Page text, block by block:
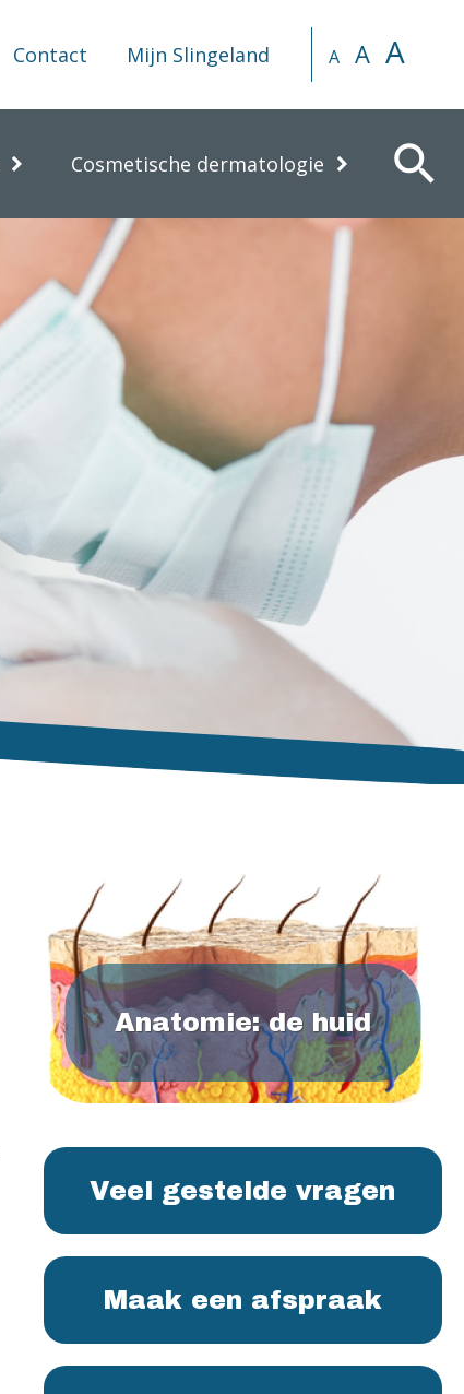
Contact Mijn Slingeland A A A
Cosmetische dermatologie search
Anatomie: de huid
Veel gestelde vragen
Maak een afspraak